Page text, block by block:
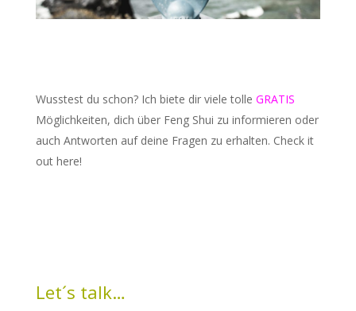
Wusstest du schon? Ich biete dir viele tolle GRATIS
Möglichkeiten, dich über Feng Shui zu informieren oder
auch Antworten auf deine Fragen zu erhalten. Check it
out here!
Let´s talk…